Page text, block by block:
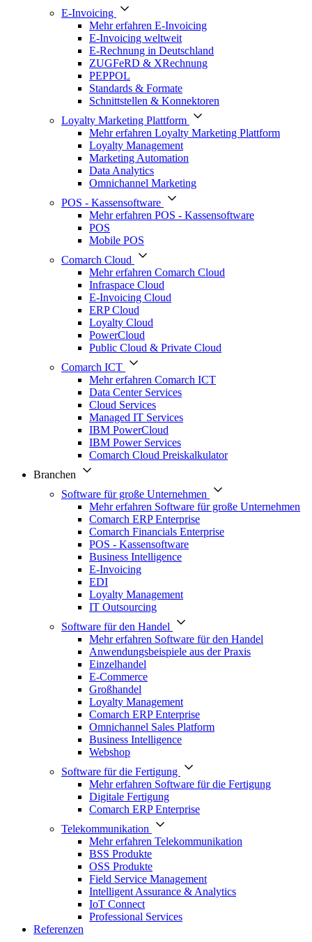
E-Invoicing
Mehr erfahren E-Invoicing
E-Invoicing weltweit
E-Rechnung in Deutschland
ZUGFeRD & XRechnung
PEPPOL
Standards & Formate
Schnittstellen & Konnektoren
Loyalty Marketing Plattform
Mehr erfahren Loyalty Marketing Plattform
Loyalty Management
Marketing Automation
Data Analytics
Omnichannel Marketing
POS - Kassensoftware
Mehr erfahren POS - Kassensoftware
POS
Mobile POS
Comarch Cloud
Mehr erfahren Comarch Cloud
Infraspace Cloud
E-Invoicing Cloud
ERP Cloud
Loyalty Cloud
PowerCloud
Public Cloud & Private Cloud
Comarch ICT
Mehr erfahren Comarch ICT
Data Center Services
Cloud Services
Managed IT Services
IBM PowerCloud
IBM Power Services
Comarch Cloud Preiskalkulator
Branchen
Software für große Unternehmen
Mehr erfahren Software für große Unternehmen
Comarch ERP Enterprise
Comarch Financials Enterprise
POS - Kassensoftware
Business Intelligence
E-Invoicing
EDI
Loyalty Management
IT Outsourcing
Software für den Handel
Mehr erfahren Software für den Handel
Anwendungsbeispiele aus der Praxis
Einzelhandel
E-Commerce
Großhandel
Loyalty Management
Comarch ERP Enterprise
Omnichannel Sales Platform
Business Intelligence
Webshop
Software für die Fertigung
Mehr erfahren Software für die Fertigung
Digitale Fertigung
Comarch ERP Enterprise
Telekommunikation
Mehr erfahren Telekommunikation
BSS Produkte
OSS Produkte
Field Service Management
Intelligent Assurance & Analytics
IoT Connect
Professional Services
Referenzen